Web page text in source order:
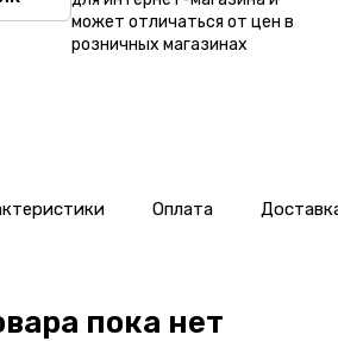
может отличаться от цен в
розничных магазинах
Оплата
пока нет